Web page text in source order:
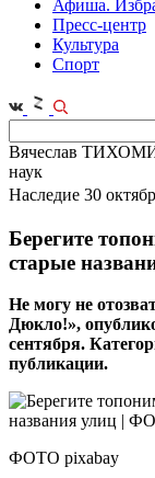
Афиша.
Пресс-центр
Культура
Спорт
Вячеслав
наук
Наследие 30
Берегите
старые
Не могу не
Дюкло!»,
сентября.
публикации.
ФОТО pixabay